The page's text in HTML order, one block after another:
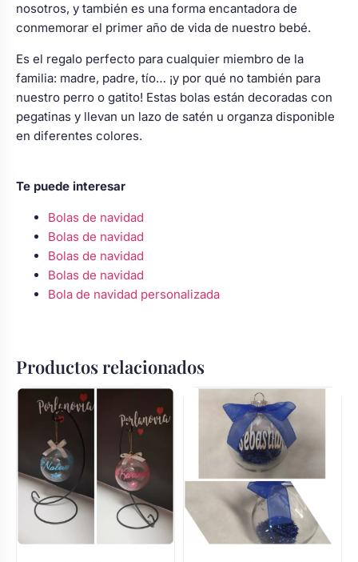
nosotros, y también es una forma encantadora de
conmemorar el primer año de vida de nuestro bebé.
Es el regalo perfecto para cualquier miembro de la
familia: madre, padre, tío… ¡y por qué no también para
nuestro perro o gatito! Estas bolas están decoradas con
pegatinas y llevan un lazo de satén u organza disponible
en diferentes colores.
Te puede interesar
Bolas de navidad
Bolas de navidad
Bolas de navidad
Bolas de navidad
Bola de navidad personalizada
Productos relacionados